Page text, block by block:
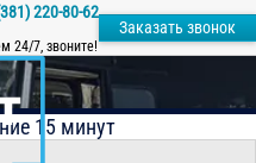
220-80-62
24/7, звоните!
Заказать звонок
15 минут